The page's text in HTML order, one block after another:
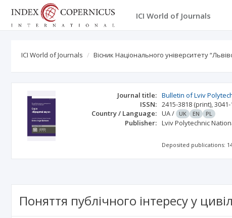
ICI World of Journals
ICI World of Journals Вісник Національного університету
Journal title: Bulletin of Lviv
ISSN: 2415-3818 (print),
Country / Language: UA/ UK EN PL
Publisher: Lviv Polytechnic
Deposited publications:
Поняття публічного інтересу у